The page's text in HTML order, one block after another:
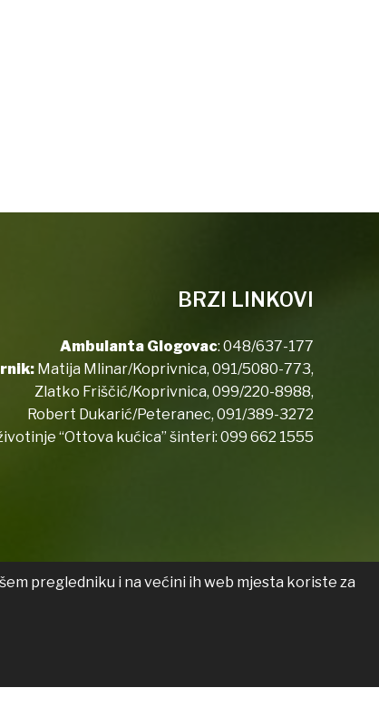
BRZI LINKOVI
Ambulanta Glogovac: 048/637-177
Matija Mlinar/Koprivnica, 091/5080-773,
Zlatko Friščić/Koprivnica, 099/220-8988,
Robert Dukarić/Peteranec, 091/389-3272
“Ottova kućica” šinteri: 099 662 1555
pregledniku i na većini ih web mjesta koriste za